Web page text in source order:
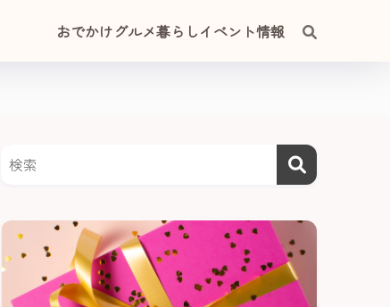
おでかけグルメ暮らしイベント情報